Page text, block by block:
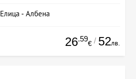
Елица - Албена
26.59
€ / 52лв.